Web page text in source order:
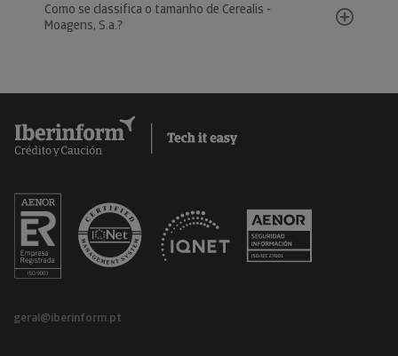
Como se classifica o tamanho de Cerealis -
Moagens, S.a.?
geral@iberinform.pt